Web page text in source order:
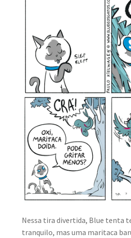
CARRINHO
Nessa tira divertida, Blue tenta
tranquilo, mas uma maritaca